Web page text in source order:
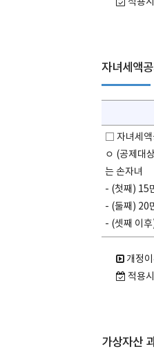
자녀세액
□ 자녀세액
ㅇ (공제대
는 손자녀
- (첫째) 15
- (둘째) 20
- (셋째 이
개정
적용
가상자산